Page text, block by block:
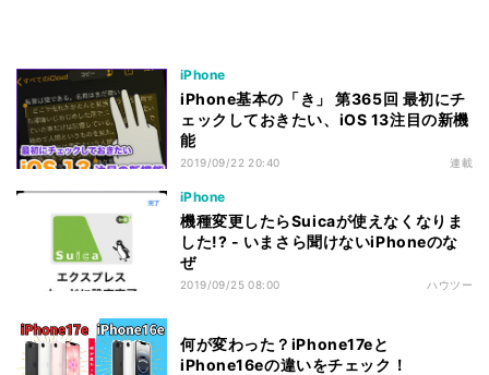
iPhone
iPhone基本の「き」 第365回 最初にチ
ェックしておきたい、iOS 13注目の新機
能
2019/09/22 20:40 連載
iPhone
機種変更したらSuicaが使えなくなりま
した!? - いまさら聞けないiPhoneのな
ぜ
2019/09/25 08:00 ハウツー
何が変わった？iPhone17eと
iPhone16eの違いをチェック！